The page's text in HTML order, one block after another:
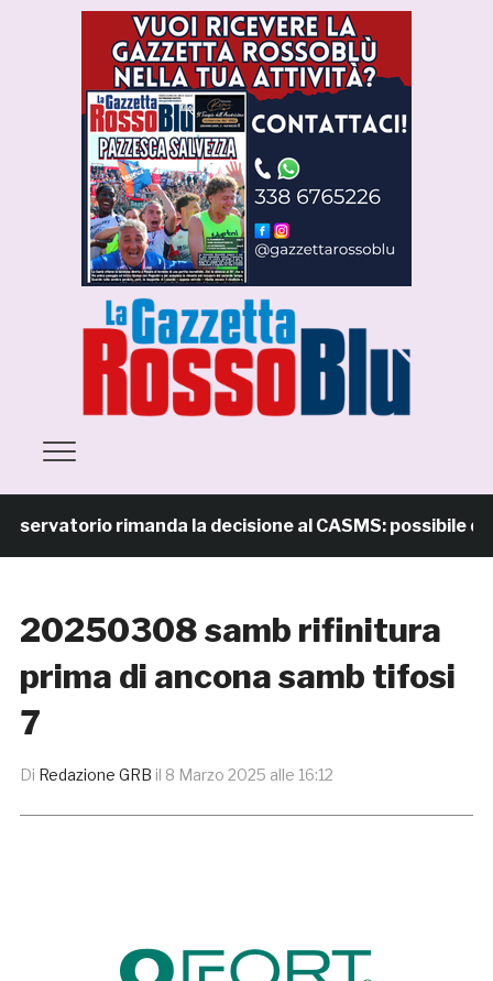
rimanda la decisione al CASMS: possibile
20250308 samb rifinitura
prima di ancona samb tifosi
7
Di Redazione GRB il 8 Marzo 2025 alle 16:12